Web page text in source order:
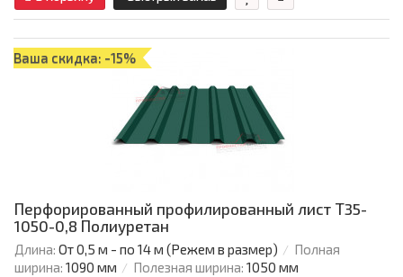
Ваша скидка: -15%
Перфорированный профилированный лист Т35-
1050-0,8 Полиуретан
Длина: От 0,5 м - по 14 м (Режем в размер)
Полная
ширина: 1090 мм Полезная ширина: 1050 мм